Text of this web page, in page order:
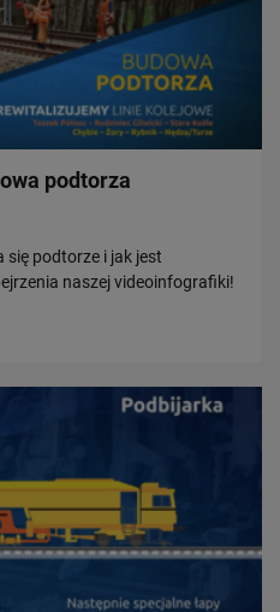
podtorza
się podtorze i jak jest
naszej videoinfografiki!